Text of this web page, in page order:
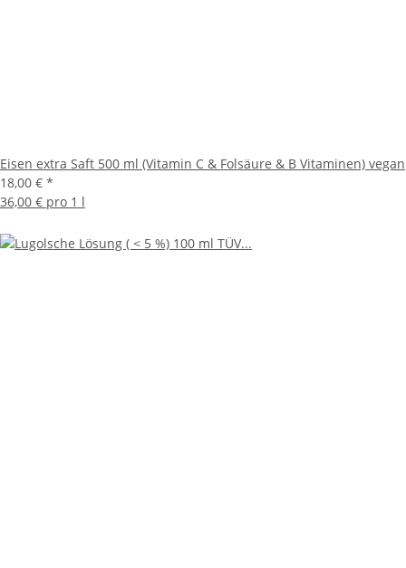
Eisen extra Saft 500 ml (Vitamin C & Folsäure & B Vitaminen) vegan
18,00 € *
36,00 € pro 1 l